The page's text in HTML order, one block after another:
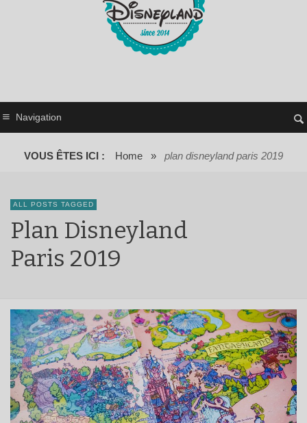
Navigation
VOUS ÊTES ICI : Home » plan disneyland paris 2019
ALL POSTS TAGGED
Plan Disneyland
Paris 2019